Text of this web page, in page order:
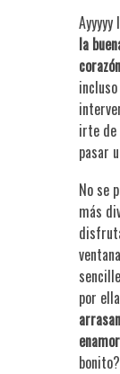
Ayyyyy
la
corazón
irte de
pasar
No se
más
por
bonito?